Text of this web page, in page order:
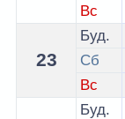
Вс
23
Буд.
Сб
Вс
Буд.